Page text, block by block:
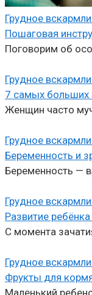
Грудное
Пошаговая
Поговорим об
Грудное
7 самых больших
Женщин часто
Грудное
Беременность и
Беременность —
Грудное
Развитие
С момента
Грудное
Фрукты для